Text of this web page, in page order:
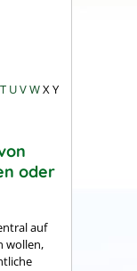
T UVWXY
oder
auf
wollen,